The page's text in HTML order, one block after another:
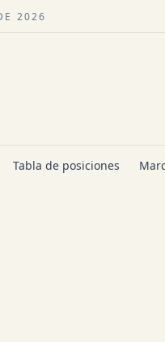
2026
Tabla de posiciones